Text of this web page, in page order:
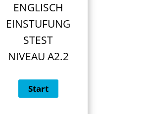
ENGLISCH
EINSTUFUNG
STEST
NIVEAU A2.2